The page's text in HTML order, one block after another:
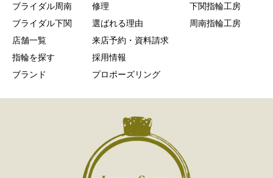
ブライダル周南
ブライダル下関
店舗一覧
指輪を探す
ブランド
修理
選ばれる理由
来店予約・資料請求
採用情報
プロポーズリング
下関指輪工房
周南指輪工房